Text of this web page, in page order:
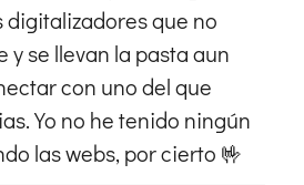
digitalizadores que no
y se llevan la pasta aun
con uno del que
Yo no he tenido ningún
las webs, por cierto 🤟